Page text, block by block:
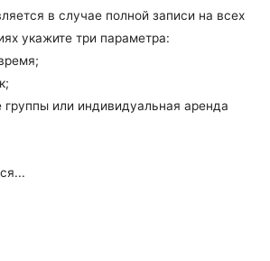
в случае полной записи на всех
укажите три параметра:
группы или индивидуальная аренда